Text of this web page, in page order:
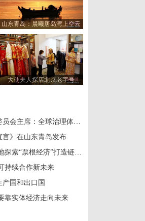
山东青岛：晨曦唐岛湾上空云
霞变幻 宛如油画
大使夫人探店北京老字号
国际标准化组织发展中国家委员会主席：全球治理体系改革应共建共享
言》在山东青岛发布
一张票根、多重体验 中国多地探索“票根经济”打造链式消费新场景
持续合作新未来
国和出口国
靠实体经济走向未来